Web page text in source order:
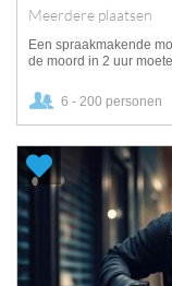
Meerdere plaatsen
Een spraakmakende
de moord in 2 uur
6 - 200 personen